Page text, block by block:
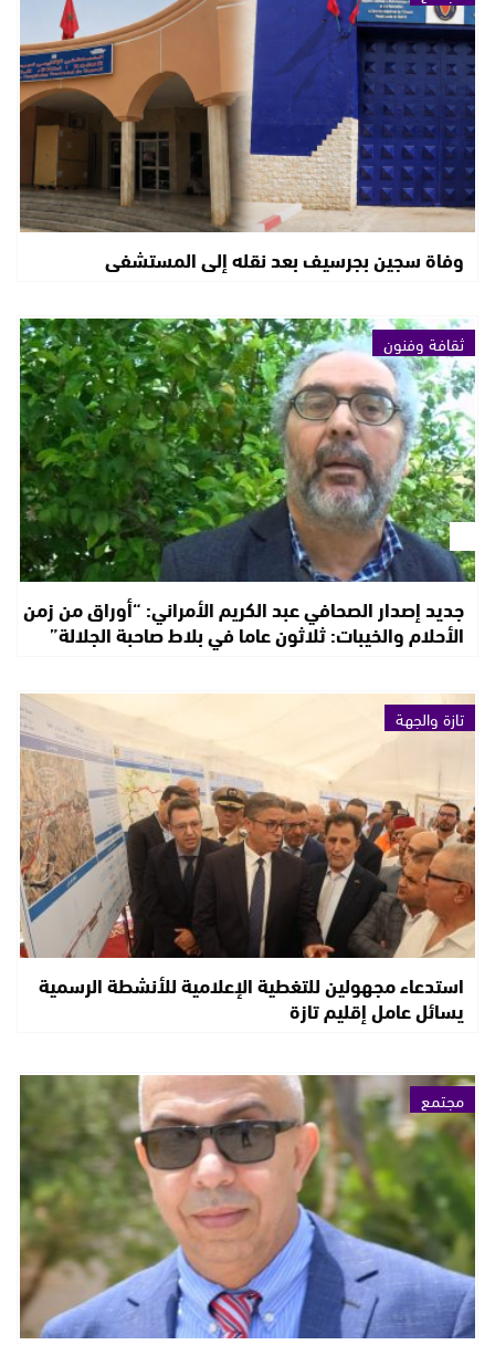
وفاة سجين بجرسيف بعد نقله إلى المستشفى
ثقافة وفنون
جديد إصدار الصحافي عبد الكريم الأمراني: “أوراق من زمن
الأحلام والخيبات: ثلاثون عاما في بلاط صاحبة الجلالة”
تازة والجهة
استدعاء مجهولين للتغطية الإعلامية للأنشطة الرسمية
يسائل عامل إقليم تازة
مجتمع